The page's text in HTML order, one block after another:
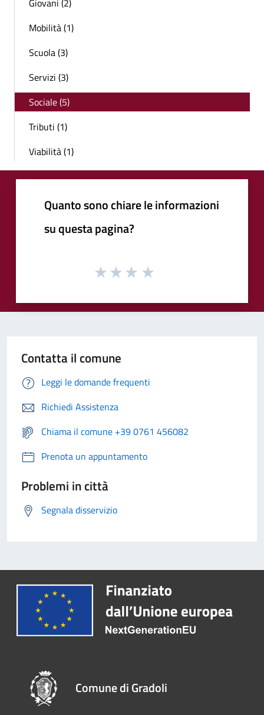
Mobilità (1)
Scuola (3)
Servizi (3)
Sociale (5)
Tributi (1)
Viabilità (1)
Quanto sono chiare le informazioni
su questa pagina?
Contatta il comune
Leggi le domande frequenti
Richiedi Assistenza
Chiama il comune +39 0761 456082
Prenota un appuntamento
Problemi in città
Segnala disservizio
Comune di Gradoli